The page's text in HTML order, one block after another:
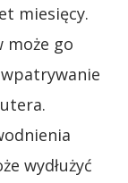
miesięcy.
może go
wpatrywanie
wydłużyć